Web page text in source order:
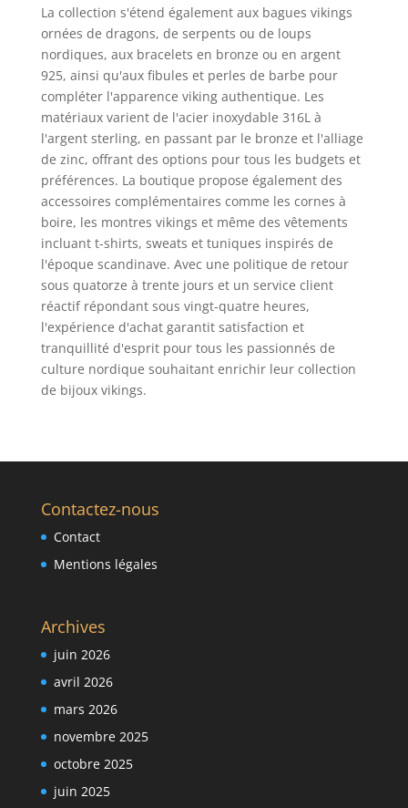
La collection s'étend également aux bagues vikings
ornées de dragons, de serpents ou de loups
nordiques, aux bracelets en bronze ou en argent
925, ainsi qu'aux fibules et perles de barbe pour
compléter l'apparence viking authentique. Les
matériaux varient de l'acier inoxydable 316L à
l'argent sterling, en passant par le bronze et l'alliage
de zinc, offrant des options pour tous les budgets et
préférences. La boutique propose également des
accessoires complémentaires comme les cornes à
boire, les montres vikings et même des vêtements
incluant t-shirts, sweats et tuniques inspirés de
l'époque scandinave. Avec une politique de retour
sous quatorze à trente jours et un service client
réactif répondant sous vingt-quatre heures,
l'expérience d'achat garantit satisfaction et
tranquillité d'esprit pour tous les passionnés de
culture nordique souhaitant enrichir leur collection
de bijoux vikings.
Contactez-nous
Contact
Mentions légales
Archives
juin 2026
avril 2026
mars 2026
novembre 2025
octobre 2025
juin 2025